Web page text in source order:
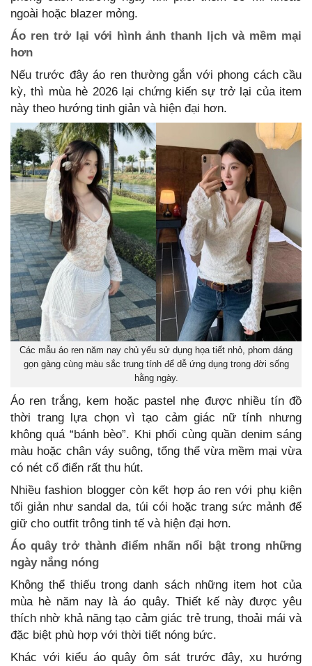
ngoài hoặc blazer mỏng.
Áo ren trở lại với hình ảnh thanh lịch và mềm mại
hơn
Nếu trước đây áo ren thường gắn với phong cách cầu
kỳ, thì mùa hè 2026 lại chứng kiến sự trở lại của item
này theo hướng tinh giản và hiện đại hơn.
Các mẫu áo ren năm nay chủ yếu sử dụng họa tiết nhỏ, phom dáng
gọn gàng cùng màu sắc trung tính để dễ ứng dụng trong đời sống
hằng ngày.
Áo ren trắng, kem hoặc pastel nhẹ được nhiều tín đồ
thời trang lựa chọn vì tạo cảm giác nữ tính nhưng
không quá “bánh bèo”. Khi phối cùng quần denim sáng
màu hoặc chân váy suông, tổng thể vừa mềm mại vừa
có nét cổ điển rất thu hút.
Nhiều fashion blogger còn kết hợp áo ren với phụ kiện
tối giản như sandal da, túi cói hoặc trang sức mảnh để
giữ cho outfit trông tinh tế và hiện đại hơn.
Áo quây trở thành điểm nhấn nổi bật trong những
ngày nắng nóng
Không thể thiếu trong danh sách những item hot của
mùa hè năm nay là áo quây. Thiết kế này được yêu
thích nhờ khả năng tạo cảm giác trẻ trung, thoải mái và
đặc biệt phù hợp với thời tiết nóng bức.
Khác với kiểu áo quây ôm sát trước đây, xu hướng